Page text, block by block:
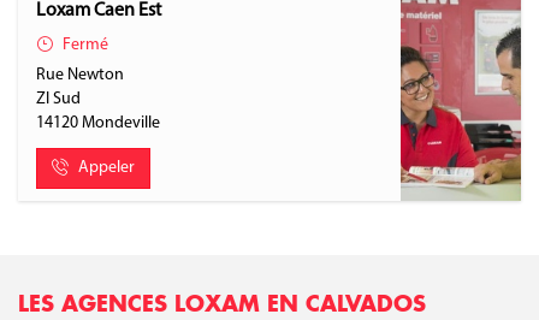
Loxam Caen Est
Fermé
Rue Newton
ZI Sud
14120 Mondeville
Appeler
LES AGENCES LOXAM EN CALVADOS